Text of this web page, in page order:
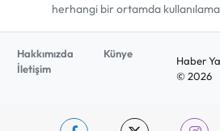
herhangi bir ortamda
Hakkımızda
Künye
İletişim
Haber
© 2026